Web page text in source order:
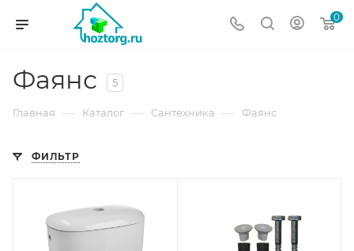
0
Фаянс 5
Главная — Каталог — Сантехника — Фаянс
ФИЛЬТР